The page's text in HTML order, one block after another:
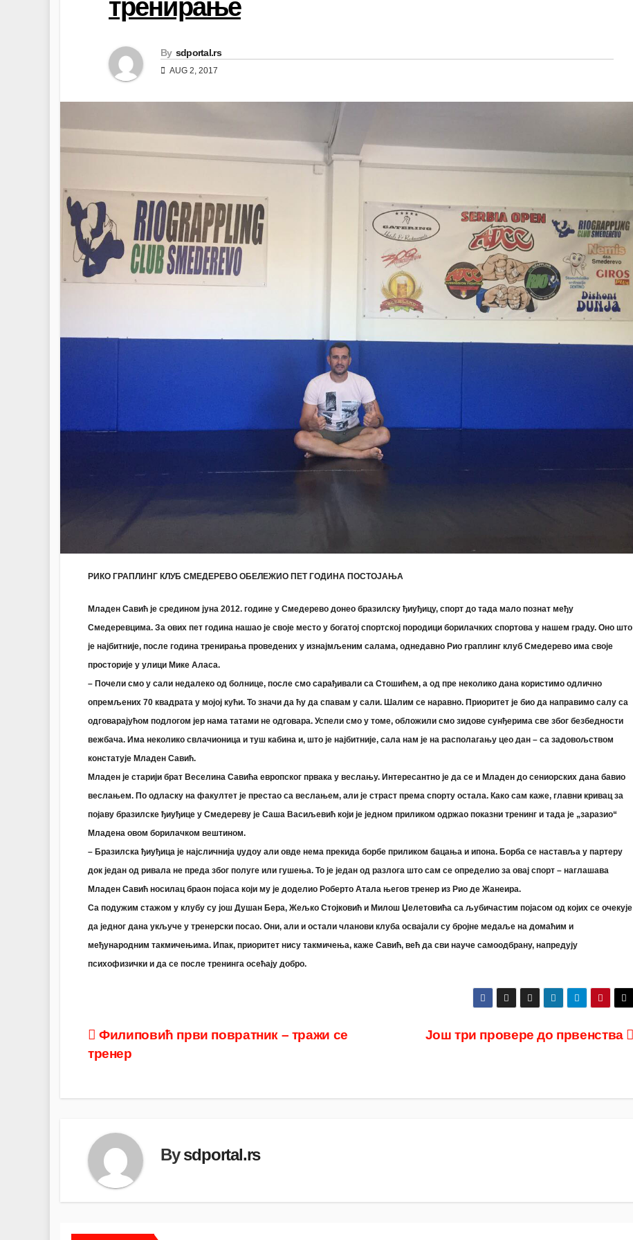
тренирање
By sdportal.rs
AUG 2, 2017
РИКО ГРАПЛИНГ КЛУБ СМЕДЕРЕВО ОБЕЛЕЖИО ПЕТ ГОДИНА ПОСТОЈАЊА
Младен Савић је средином јуна 2012. године у Смедерево донео бразилску ђиуђицу, спорт до тада мало познат међу
Смедеревцима. За ових пет година нашао је своје место у богатој спортској породици борилачких спортова у нашем граду. Оно што
је најбитније, после година тренирања проведених у изнајмљеним салама, однедавно Рио граплинг клуб Смедерево има своје
просторије у улици Мике Аласа.
– Почели смо у сали недалеко од болнице, после смо сарађивали са Стошићем, а од пре неколико дана користимо одлично
опремљених 70 квадрата у мојој кући. То значи да ћу да спавам у сали. Шалим се наравно. Приоритет је био да направимо салу са
одговарајућом подлогом јер нама татами не одговара. Успели смо у томе, обложили смо зидове сунђерима све због безбедности
вежбача. Има неколико свлачионица и туш кабина и, што је најбитније, сала нам је на располагању цео дан – са задовољством
констатује Младен Савић.
Младен је старији брат Веселина Савића европског првака у веслању. Интересантно је да се и Младен до сениорских дана бавио
веслањем. По одласку на факултет је престао са веслањем, али је страст према спорту остала. Како сам каже, главни кривац за
појаву бразилске ђиуђице у Смедереву је Саша Васиљевић који је једном приликом одржао показни тренинг и тада је „заразио“
Младена овом борилачком вештином.
– Бразилска ђиуђица је најсличнија џудоу али овде нема прекида борбе приликом бацања и ипона. Борба се наставља у партеру
док један од ривала не преда због полуге или гушења. То је један од разлога што сам се определио за овај спорт – наглашава
Младен Савић носилац браон појаса који му је доделио Роберто Атала његов тренер из Рио де Жанеира.
Са подужим стажoм у клубу су још Душан Бера, Жељко Стојковић и Милош Џелетовића са љубичастим појасом од којих се очекује
да једног дана укључе у тренерски посао. Они, али и остали чланови клуба освајали су бројне медаље на домаћим и
међународним такмичењима. Ипак, приоритет нису такмичења, каже Савић, већ да сви науче самоодбрану, напредују
психофизички и да се после тренинга осећају добро.
Post
navigation
Још три провере до првенства
Филиповић први повратник – тражи се
тренер
Bysdportal.rs